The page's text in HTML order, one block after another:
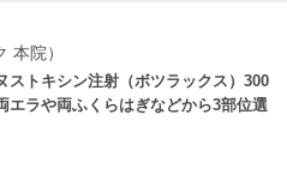
本院）
ストキシン注射（ボツラックス）300
エラや両ふくらはぎなどから3部位選